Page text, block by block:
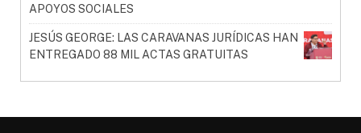
APOYOS SOCIALES
JESÚS GEORGE: LAS CARAVANAS JURÍDICAS HAN
ENTREGADO 88 MIL ACTAS GRATUITAS